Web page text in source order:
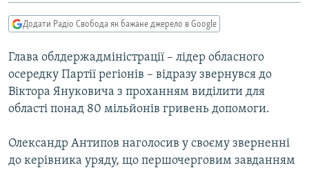
СПОРТ
СВІТ
ТИ ЯК?
КИТАЙ.ВИКЛИКИ
МУЛЬТИМЕДІА
ФОТО
СПЕЦПРОЄКТИ
ПОДКАСТИ
Додати Радіо Свобода як бажане джерело в Google
Глава облдержадміністрації – лідер обласного
осередку Партії регіонів – відразу звернувся до
Віктора Януковича з проханням виділити для
області понад 80 мільйонів гривень допомоги.
Олександр Антипов наголосив у своєму зверненні
до керівника уряду, що першочерговим завданням